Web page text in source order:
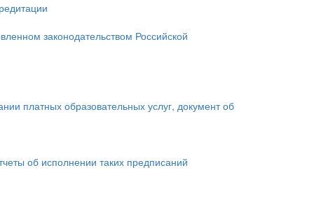
законодательством Российской
платных образовательных услуг, документ об
об исполнении таких предписаний